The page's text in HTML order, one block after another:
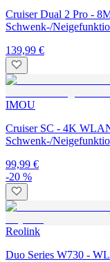
Cruiser Dual 2 Pro -
Schwenk-/
139,99 €
IMOU
Cruiser SC - 4K
Schwenk-/
99,99 €
-20 %
Reolink
Duo Series W730 -